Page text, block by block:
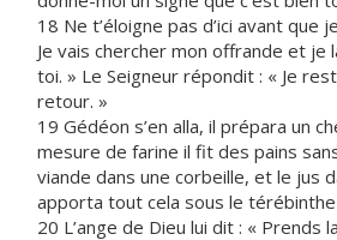
18 Ne t’éloigne pas d’ici avant que
Je vais chercher mon offrande et je
toi. » Le Seigneur répondit : « Je
retour. »
19 Gédéon s’en alla, il prépara un
mesure de farine il fit des pains
viande dans une corbeille, et le jus
apporta tout cela sous le
20 L’ange de Dieu lui dit : « Prends